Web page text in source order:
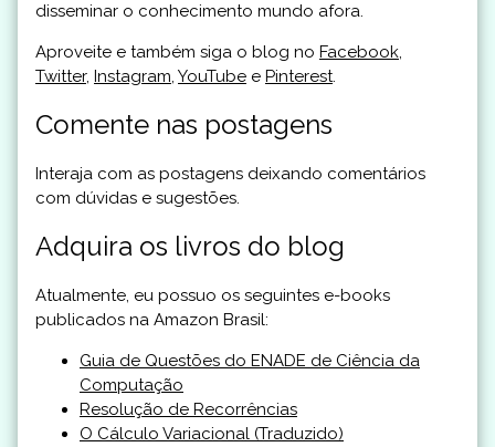
disseminar o conhecimento mundo afora.
Aproveite e também siga o blog no Facebook,
Twitter, Instagram, YouTube e Pinterest.
Comente nas postagens
Interaja com as postagens deixando comentários
com dúvidas e sugestões.
Adquira os livros do blog
Atualmente, eu possuo os seguintes e-books
publicados na Amazon Brasil:
Guia de Questões do ENADE de Ciência da
Computação
Resolução de Recorrências
O Cálculo Variacional (Traduzido)